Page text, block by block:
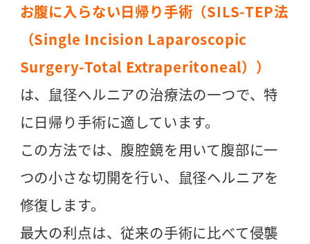
お腹に入らない日帰り手術（SILS-TEP法
（Single Incision Laparoscopic
Surgery-Total Extraperitoneal））
は、鼠径ヘルニアの治療法の一つで、特
に日帰り手術に適しています。
この方法では、腹腔鏡を用いて腹部に一
つの小さな切開を行い、鼠径ヘルニアを
修復します。
最大の利点は、従来の手術に比べて侵襲